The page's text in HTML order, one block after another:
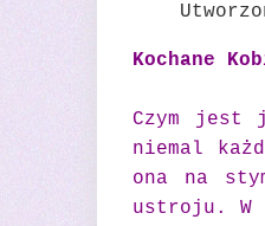
Kochane
Czym jest
niemal
ona na
ustroju. W